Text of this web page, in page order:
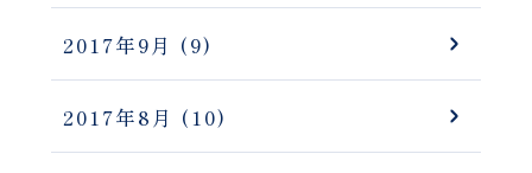
2017年9月 (9)
2017年8月 (10)